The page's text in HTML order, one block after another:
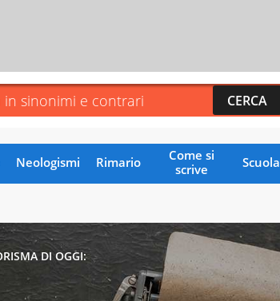
Neologismi Rimario
Come si
scrive
Scuola
DI OGGI: